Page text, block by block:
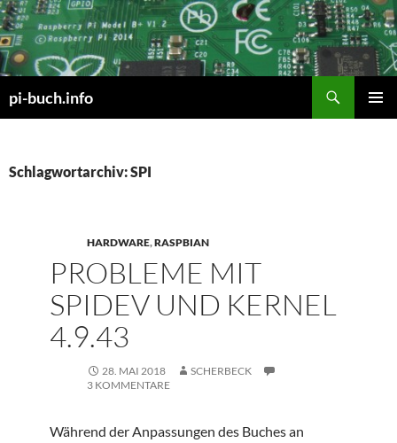
Zum
Inhalt
springen
pi-buch.info
Schlagwortarchiv: SPI
HARDWARE,RASPBIAN
PROBLEME MIT
SPIDEV UND KERNEL
4.9.43
28. MAI 2018
SCHERBECK
3 KOMMENTARE
Während der Anpassungen des Buches an